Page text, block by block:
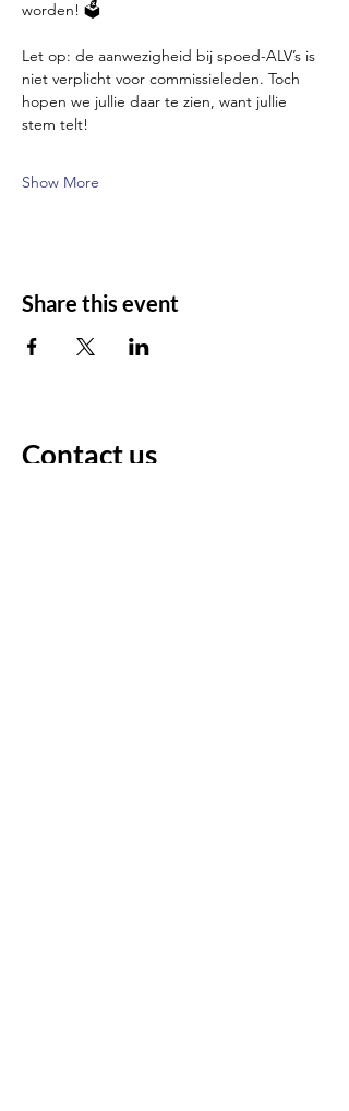
worden! 🗳️
Let op: de aanwezigheid bij spoed-ALV’s is
niet verplicht voor commissieleden. Toch
hopen we jullie daar te zien, want jullie
stem telt!
Show More
Share this event
Contact us